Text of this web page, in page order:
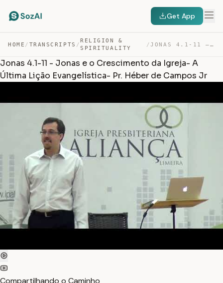
Get App
HOME / TRANSCRIPTS /
RELIGION &
SPIRITUALITY
/ JONAS 4.1-11 – JONAS E O CRESCIMENTO DA IGREJA- A ÚLTIM… — TRANSCRIPT
Jonas 4.1-11 - Jonas e o Crescimento da Igreja- A
Última Lição Evangelística- Pr. Héber de Campos Jr
Compartilhando o Caminho